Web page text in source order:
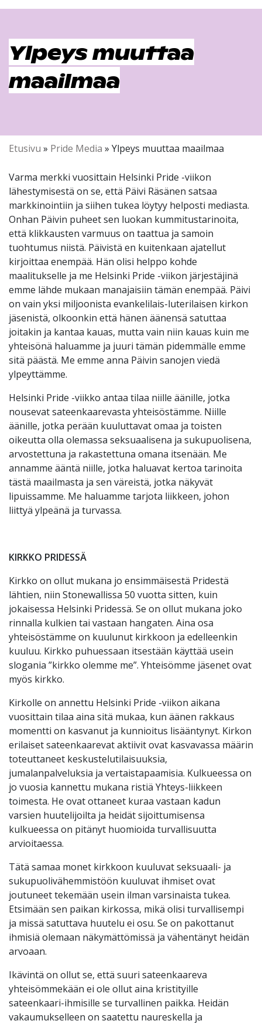
Ylpeys muuttaa
maailmaa
Etusivu » Pride Media » Ylpeys muuttaa maailmaa
Varma merkki vuosittain Helsinki Pride -viikon
lähestymisestä on se, että Päivi Räsänen satsaa
markkinointiin ja siihen tukea löytyy helposti mediasta.
Onhan Päivin puheet sen luokan kummitustarinoita,
että klikkausten varmuus on taattua ja samoin
tuohtumus niistä. Päivistä en kuitenkaan ajatellut
kirjoittaa enempää. Hän olisi helppo kohde
maalitukselle ja me Helsinki Pride -viikon järjestäjinä
emme lähde mukaan manajaisiin tämän enempää. Päivi
on vain yksi miljoonista evankelilais-luterilaisen kirkon
jäsenistä, olkoonkin että hänen äänensä satuttaa
joitakin ja kantaa kauas, mutta vain niin kauas kuin me
yhteisönä haluamme ja juuri tämän pidemmälle emme
sitä päästä. Me emme anna Päivin sanojen viedä
ylpeyttämme.
Helsinki Pride -viikko antaa tilaa niille äänille, jotka
nousevat sateenkaarevasta yhteisöstämme. Niille
äänille, jotka perään kuuluttavat omaa ja toisten
oikeutta olla olemassa seksuaalisena ja sukupuolisena,
arvostettuna ja rakastettuna omana itsenään. Me
annamme ääntä niille, jotka haluavat kertoa tarinoita
tästä maailmasta ja sen väreistä, jotka näkyvät
lipuissamme. Me haluamme tarjota liikkeen, johon
liittyä ylpeänä ja turvassa.
KIRKKO PRIDESSÄ
Kirkko on ollut mukana jo ensimmäisestä Pridestä
lähtien, niin Stonewallissa 50 vuotta sitten, kuin
jokaisessa Helsinki Pridessä. Se on ollut mukana joko
rinnalla kulkien tai vastaan hangaten. Aina osa
yhteisöstämme on kuulunut kirkkoon ja edelleenkin
kuuluu. Kirkko puhuessaan itsestään käyttää usein
slogania ”kirkko olemme me”. Yhteisömme jäsenet ovat
myös kirkko.
Kirkolle on annettu Helsinki Pride -viikon aikana
vuosittain tilaa aina sitä mukaa, kun äänen rakkaus
momentti on kasvanut ja kunnioitus lisääntynyt. Kirkon
erilaiset sateenkaarevat aktiivit ovat kasvavassa määrin
toteuttaneet keskustelutilaisuuksia,
jumalanpalveluksia ja vertaistapaamisia. Kulkueessa on
jo vuosia kannettu mukana ristiä Yhteys-liikkeen
toimesta. He ovat ottaneet kuraa vastaan kadun
varsien huutelijoilta ja heidät sijoittumisensa
kulkueessa on pitänyt huomioida turvallisuutta
arvioitaessa.
Tätä samaa monet kirkkoon kuuluvat seksuaali- ja
sukupuolivähemmistöön kuuluvat ihmiset ovat
joutuneet tekemään usein ilman varsinaista tukea.
Etsimään sen paikan kirkossa, mikä olisi turvallisempi
ja missä satuttava huutelu ei osu. Se on pakottanut
ihmisiä olemaan näkymättömissä ja vähentänyt heidän
arvoaan.
Ikävintä on ollut se, että suuri sateenkaareva
yhteisömmekään ei ole ollut aina kristityille
sateenkaari-ihmisille se turvallinen paikka. Heidän
vakaumukselleen on saatettu naureskella ja